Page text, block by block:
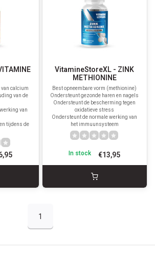
calcium
van de
van
tijdens de
VitamineStoreXL - ZINK
METHIONINE
Best opneembare vorm (methionine)
Ondersteunt gezonde haren en nagels
Ondersteunt de bescherming tegen
oxidatieve stress
Ondersteunt de normale werking van
het immuunsysteem
€13,95
In stock
1